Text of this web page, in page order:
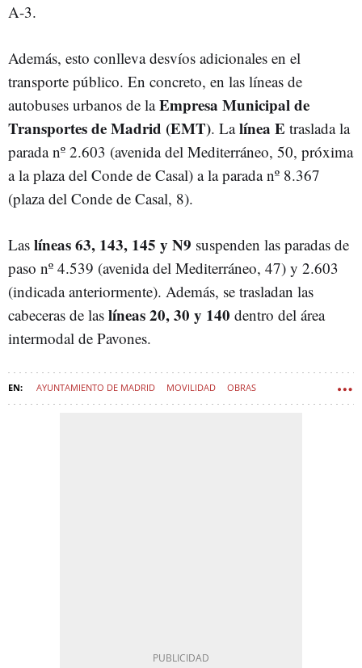
A-3.
Además, esto conlleva desvíos adicionales en el
transporte público. En concreto, en las líneas de
autobuses urbanos de laEmpresa Municipal de
Transportes de Madrid (EMT). Lalínea E traslada la
parada nº 2.603 (avenida del Mediterráneo, 50, próxima
a la plaza del Conde de Casal) a la parada nº 8.367
(plaza del Conde de Casal, 8).
Las líneas 63, 143, 145 y N9 suspenden las paradas de
paso nº 4.539 (avenida del Mediterráneo, 47) y 2.603
(indicada anteriormente). Además, se trasladan las
cabeceras de las líneas 20, 30 y 140 dentro del área
intermodal de Pavones.
AYUNTAMIENTO DE MADRID MOVILIDAD OBRAS